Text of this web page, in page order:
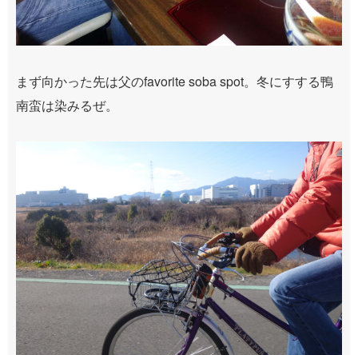
まず向かった先は父のfavorite soba spot。冬にすする鴨
南蛮は染みるぜ。